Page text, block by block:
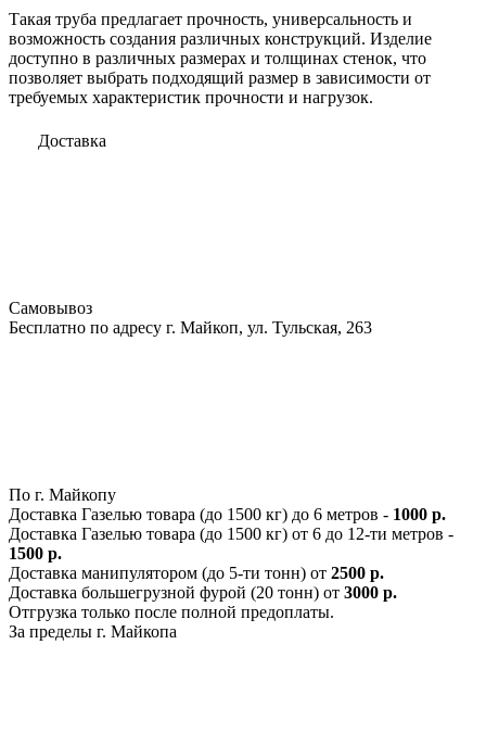
Такая труба предлагает прочность, универсальность и
возможность создания различных конструкций. Изделие
доступно в различных размерах и толщинах стенок, что
позволяет выбрать подходящий размер в зависимости от
требуемых характеристик прочности и нагрузок.
Доставка
Самовывоз
Бесплатно по адресу г. Майкоп, ул. Тульская, 263
По г. Майкопу
Доставка Газелью товара (до 1500 кг) до 6 метров - 1000 р.
Доставка Газелью товара (до 1500 кг) от 6 до 12-ти метров -
1500 р.
Доставка манипулятором (до 5-ти тонн) от 2500 р.
Доставка большегрузной фурой (20 тонн) от 3000 р.
Отгрузка только после полной предоплаты.
За пределы г. Майкопа